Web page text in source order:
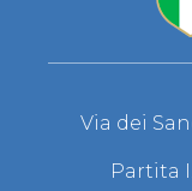
Via dei
Partita